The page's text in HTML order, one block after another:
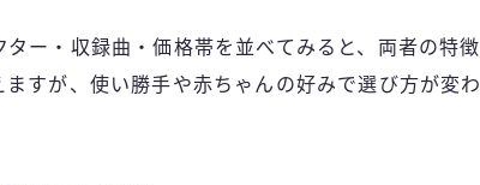
ー・収録曲・価格帯を並べてみると、両者の特徴
すが、使い勝手や赤ちゃんの好みで選び方が変わ